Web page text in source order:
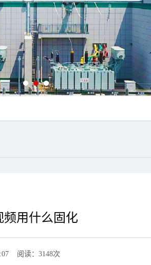
频用什么固化
阅读：3148次